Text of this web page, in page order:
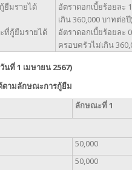
ยืมรายได้
ที่กู้ยืมรายได้
อัตราดอกเบี้ยร้อยละ
เกิน 360,000 บาทต่อปี)
อัตราดอกเบี้ยร้อยละ
ครอบครัวไม่เกิน
ที่ 1 เมษายน 2567)
ตามลักษณะการกู้ยืม
ลักษณะที่1
50,000
50,000